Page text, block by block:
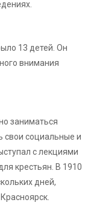
13 детей. Он
внимания
заниматься
свои социальные и
с лекциями
крестьян. В 1910
дней,